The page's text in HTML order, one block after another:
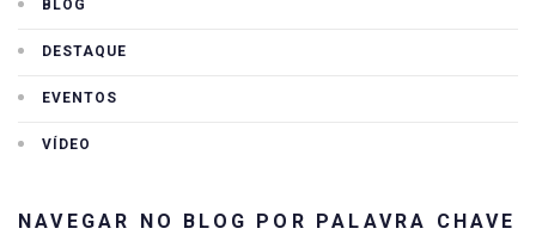
BLOG
DESTAQUE
EVENTOS
VÍDEO
NAVEGAR NO BLOG POR PALAVRA CHAVE